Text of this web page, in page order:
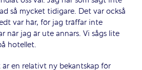
så mycket tidigare. Det var också
var här, för jag träffar inte
när jag är ute annars. Vi sågs lite
hotellet.
en relativt ny bekantskap för